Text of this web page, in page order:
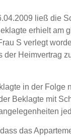
ließ die
erhielt
S verlegt
Heimvertrag
in der
Beklagte mit
das